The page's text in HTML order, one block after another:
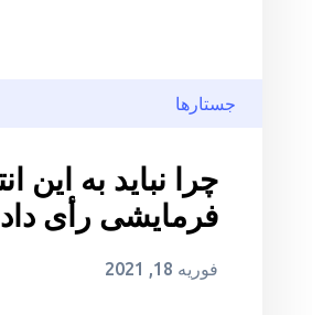
جستارها
چرا نباید به این
فرمایشی رأی
فوریه 18, 2021